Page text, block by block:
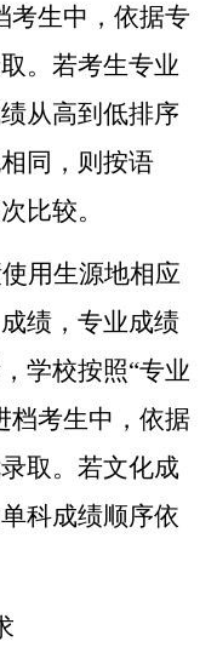
考生中，依据专
。若考生专业
从高到低排序
同，则按语
比较。
用生源地相应
绩， 专业成绩
学校按照“专业
档考生中，依据
取。若文化成
科成绩顺序依